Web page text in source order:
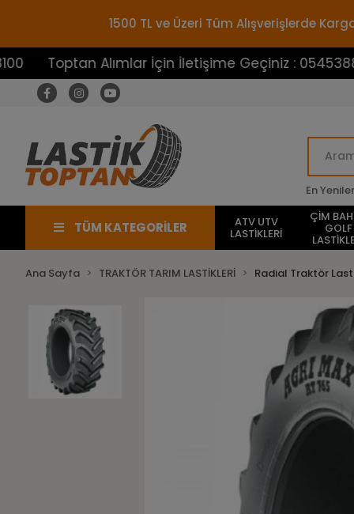
1500 TL ve Üzeri Tüm Alışverişlerde
Alımlar İçin İletişime Geçiniz : 05453883100
En Yeniler
TÜM KATEGORİLER ATV UTV
LASTİKLERİ
ÇİM
GOLF
Ana Sayfa TRAKTÖR TARIM LASTİKLERİ Radial Traktör